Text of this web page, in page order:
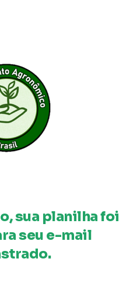
sua planilha foi
seu e-mail